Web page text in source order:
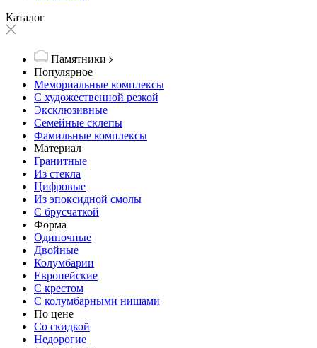
Каталог
Памятники
Популярное
Мемориальные комплексы
С художественной резкой
Эксклюзивные
Семейные склепы
Фамильные комплексы
Материал
Гранитные
Из стекла
Цифровые
Из эпоксидной смолы
С брусчаткой
Форма
Одиночные
Двойные
Колумбарии
Европейские
С крестом
С колумбарными нишами
По цене
Со скидкой
Недорогие